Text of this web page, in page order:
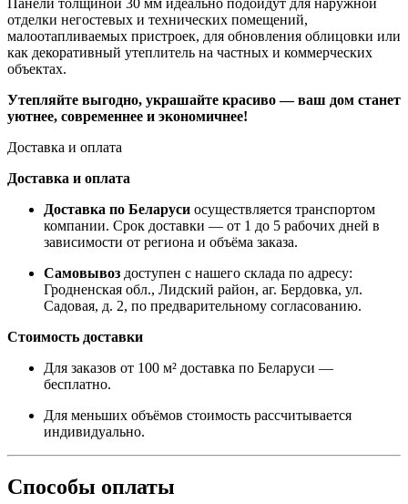
отделки негостевых и технических помещений,
малоотапливаемых пристроек, для обновления облицовки или
как декоративный утеплитель на частных и коммерческих
объектах.
Утепляйте выгодно, украшайте красиво — ваш дом станет
уютнее, современнее и экономичнее!
Доставка и оплата
Доставка и оплата
Доставка по Беларуси осуществляется транспортом
компании. Срок доставки — от 1 до 5 рабочих дней в
зависимости от региона и объёма заказа.
Самовывоз доступен с нашего склада по адресу:
Гродненская обл., Лидский район, аг. Бердовка, ул.
Садовая, д. 2, по предварительному согласованию.
Стоимость доставки
Для заказов от 100 м² доставка по Беларуси —
бесплатно.
Для меньших объёмов стоимость рассчитывается
индивидуально.
Способы оплаты